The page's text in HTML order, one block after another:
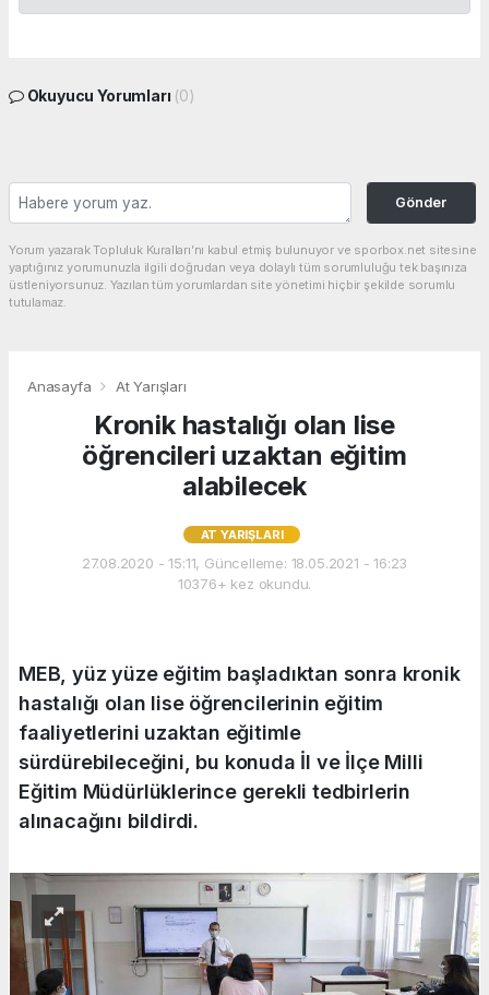
Okuyucu Yorumları (0)
Gönder
Yorum yazarak Topluluk Kuralları’nı kabul etmiş bulunuyor ve sporbox.net sitesine
yaptığınız yorumunuzla ilgili doğrudan veya dolaylı tüm sorumluluğu tek başınıza
üstleniyorsunuz. Yazılan tüm yorumlardan site yönetimi hiçbir şekilde sorumlu
tutulamaz.
Anasayfa At Yarışları
Kronik hastalığı olan lise
öğrencileri uzaktan eğitim
alabilecek
AT YARIŞLARI
27.08.2020 - 15:11, Güncelleme: 18.05.2021 - 16:23
10376+ kez okundu.
MEB, yüz yüze eğitim başladıktan sonra kronik
hastalığı olan lise öğrencilerinin eğitim
faaliyetlerini uzaktan eğitimle
sürdürebileceğini, bu konuda İl ve İlçe Milli
Eğitim Müdürlüklerince gerekli tedbirlerin
alınacağını bildirdi.